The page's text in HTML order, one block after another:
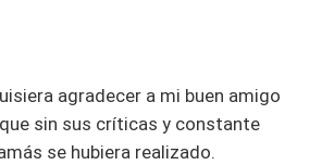
agradecer a mi buen amigo
sin sus críticas y constante
se hubiera realizado.